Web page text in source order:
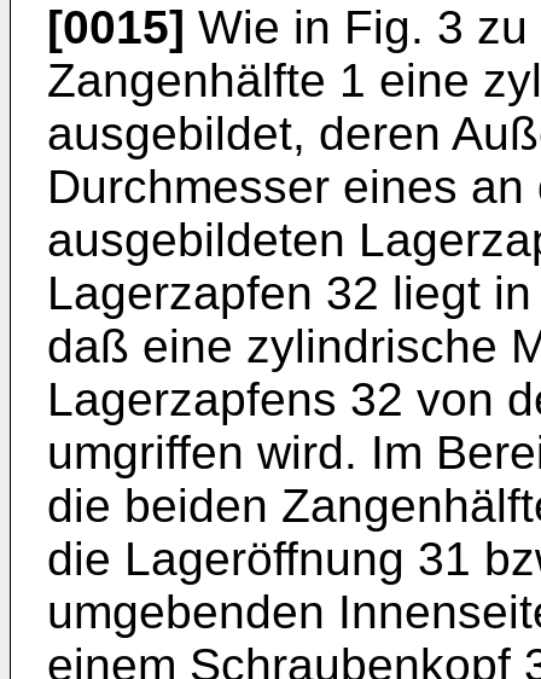
[0015] Wie in Fig. 3
Zangenhälfte 1 eine
ausgebildet, deren
Durchmesser eines
ausgebildeten
Lagerzapfen 32 liegt
daß eine zylindrische
Lagerzapfens 32 von
umgriffen wird. Im
die beiden
die Lageröffnung 31
umgebenden
einem Schraubenkopf